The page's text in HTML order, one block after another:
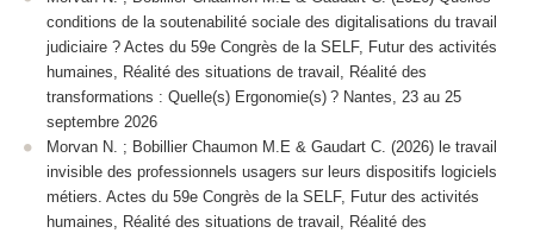
conditions de la soutenabilité sociale des digitalisations du travail
judiciaire ? Actes du 59e Congrès de la SELF, Futur des activités
humaines, Réalité des situations de travail, Réalité des
transformations : Quelle(s) Ergonomie(s) ? Nantes, 23 au 25
septembre 2026
Morvan N. ; Bobillier Chaumon M.E & Gaudart C. (2026) le travail
invisible des professionnels usagers sur leurs dispositifs logiciels
métiers. Actes du 59e Congrès de la SELF, Futur des activités
humaines, Réalité des situations de travail, Réalité des